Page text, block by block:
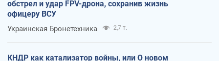
обстрел и удар FPV-дрона, сохранив жизнь
офицеру ВСУ
Украинская Бронетехника 2,7 т.
КНДР как катализатор войны, или О новом